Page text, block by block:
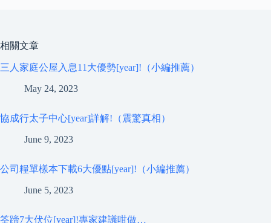
相關文章
三人家庭公屋入息11大優勢[year]!（小編推薦）
May 24, 2023
協成行太子中心[year]詳解!（震驚真相）
June 9, 2023
公司糧單樣本下載6大優點[year]!（小編推薦）
June 5, 2023
筌蹄7大伏位[year]!專家建議咁做…